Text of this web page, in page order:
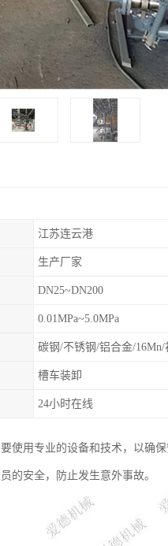
江苏连云港
生产厂家
DN25~DN200
0.01MPa~5.0MPa
碳钢/不锈钢/铝合金/16Mn/
槽车装卸
24小时在线
使用专业的设备和技术，以确
的安全，防止发生意外事故。